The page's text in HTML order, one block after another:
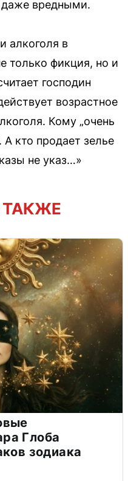
вредными.
алкоголя в
только фикция, но и
господин
возрастное
Кому „очень
А кто продает зелье
не указ…»
ТАКЖЕ
Глоба
зодиака